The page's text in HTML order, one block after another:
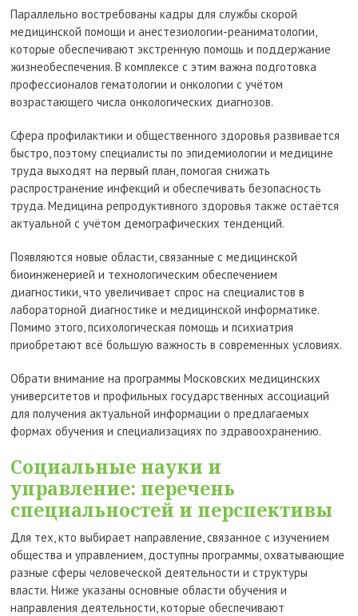
Параллельно востребованы кадры для службы скорой
медицинской помощи и анестезиологии-реаниматологии,
которые обеспечивают экстренную помощь и поддержание
жизнеобеспечения. В комплексе с этим важна подготовка
профессионалов гематологии и онкологии с учётом
возрастающего числа онкологических диагнозов.
Сфера профилактики и общественного здоровья развивается
быстро, поэтому специалисты по эпидемиологии и медицине
труда выходят на первый план, помогая снижать
распространение инфекций и обеспечивать безопасность
труда. Медицина репродуктивного здоровья также остаётся
актуальной с учётом демографических тенденций.
Появляются новые области, связанные с медицинской
биоинженерией и технологическим обеспечением
диагностики, что увеличивает спрос на специалистов в
лабораторной диагностике и медицинской информатике.
Помимо этого, психологическая помощь и психиатрия
приобретают всё большую важность в современных условиях.
Обрати внимание на программы Московских медицинских
университетов и профильных государственных ассoциаций
для получения актуальной информации о предлагаемых
формах обучения и специализациях по здравоохранению.
Социальные науки и
управление: перечень
специальностей и перспективы
Для тех, кто выбирает направление, связанное с изучением
общества и управлением, доступны программы, охватывающие
разные сферы человеческой деятельности и структуры
власти. Ниже указаны основные области обучения и
направления деятельности, которые обеспечивают